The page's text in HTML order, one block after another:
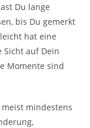
Du lange
bis Du gemerkt
hat eine
Sicht auf Dein
Momente sind
mindestens